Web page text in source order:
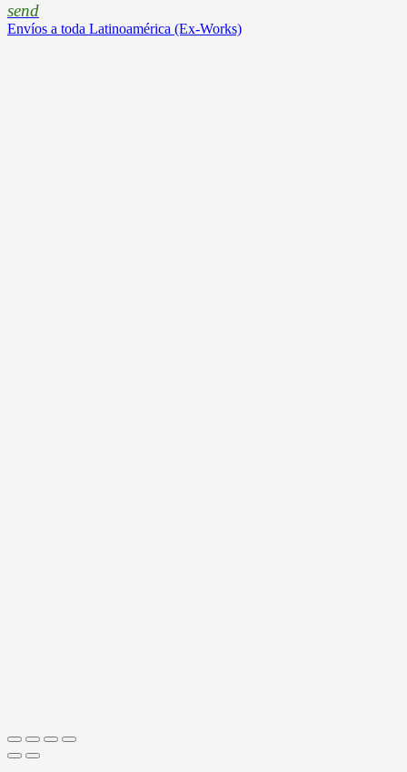
send
Envíos a toda Latinoamérica (Ex-Works)